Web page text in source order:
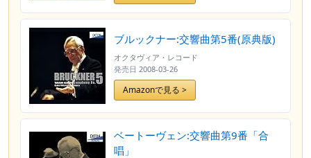
ブルックナー:交響曲第5番(原典版)
オクタヴィア・レコード
発売日 2008-03-26
Amazonで見る >
ベートーヴェン:交響曲第9番「合
唱」